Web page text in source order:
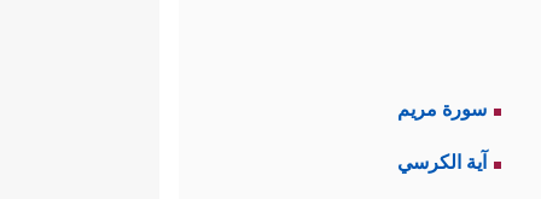
سورة مريم
آية الكرسي